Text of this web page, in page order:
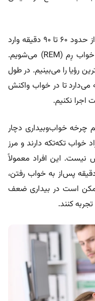
وقتی چرخه خواب ما طبیعی است، پس‌از حدود ۶۰ تا ۹۰ دقیقه وارد
مرحله خواب با حرکت سریع چشم یا خواب رِم (REM) می‌شویم.
رؤیا را می‌بینیم. در طول
می‌دارد تا در خواب واکنش
اجرا نکنیم.
چرخه خواب‌وبیداری دچار
خواب تکه‌تکه دارند و مرز
این افراد معمولاً
سریع‌تر از دیگران، شاید ظرف ۱۵دقیقه پس‌از به‌ خواب‌ رفتن،
است در بیداری ضعف
کنند.